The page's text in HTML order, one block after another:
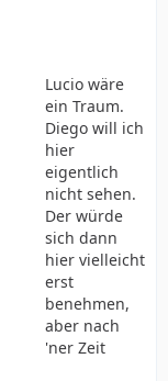
Lucio wäre
ein Traum.
Diego will ich
hier
eigentlich
nicht sehen.
Der würde
sich dann
hier vielleicht
erst
benehmen,
aber nach
'ner Zeit